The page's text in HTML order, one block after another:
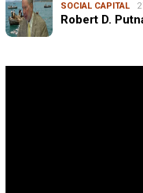
SOCIAL CAPITAL
Robert D.